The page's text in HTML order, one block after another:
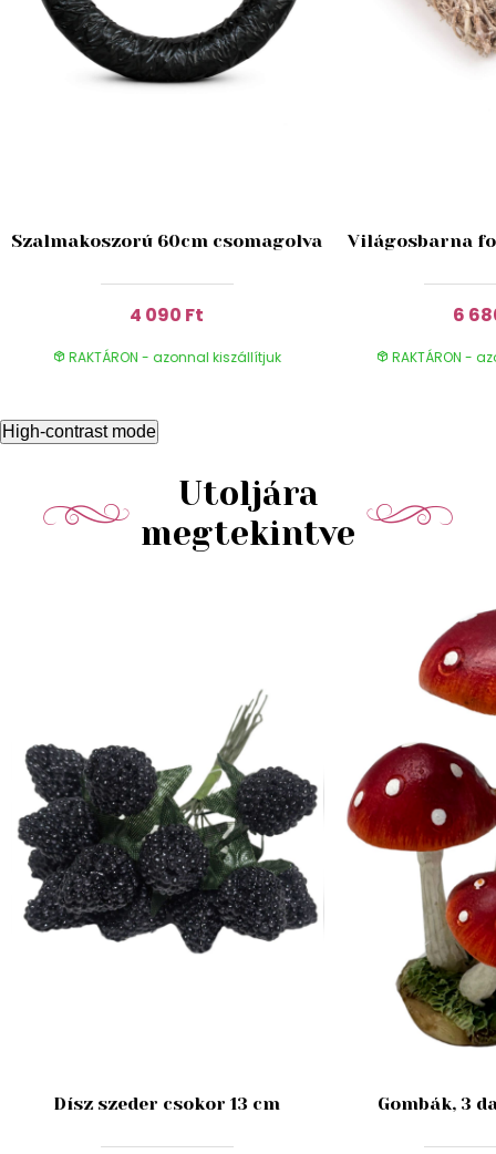
Szalmakoszorú 60cm csomagolva
4 090 Ft
RAKTÁRON - azonnal kiszállítjuk
Világosbarna
6
RAKTÁRON -
High-contrast mode
Utoljára
megtekintve
Dísz szeder csokor 13 cm Gombák, 3